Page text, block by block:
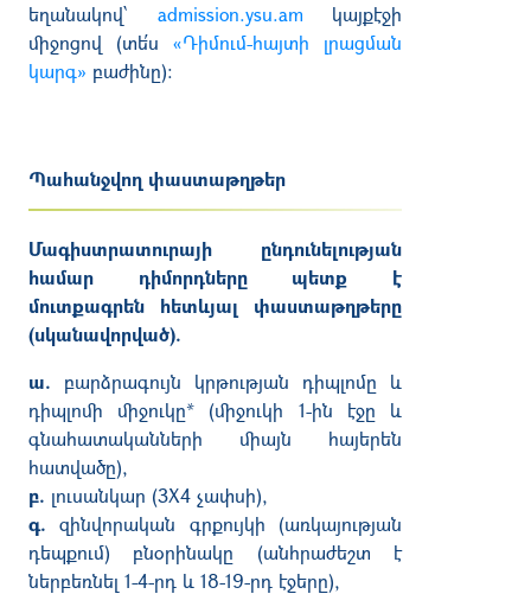
եղանակով՝ admission.ysu.am կայքէջի
միջոցով (տե՛ս «Դիմում-հայտի լրացման
կարգ» բաժինը):
Պահանջվող փաստաթղթեր
Մագիստրատուրայի ընդունելության
համար դիմորդները պետք է
մուտքագրեն հետևյալ փաստաթղթերը
(սկանավորված).
ա. բարձրագույն կրթության դիպլոմը և
դիպլոմի միջուկը* (միջուկի 1-ին էջը և
գնահատականների միայն հայերեն
հատվածը),
բ. լուսանկար (3X4 չափսի),
գ. զինվորական գրքույկի (առկայության
դեպքում) բնօրինակը (անհրաժեշտ է
ներբեռնել 1-4-րդ և 18-19-րդ էջերը),